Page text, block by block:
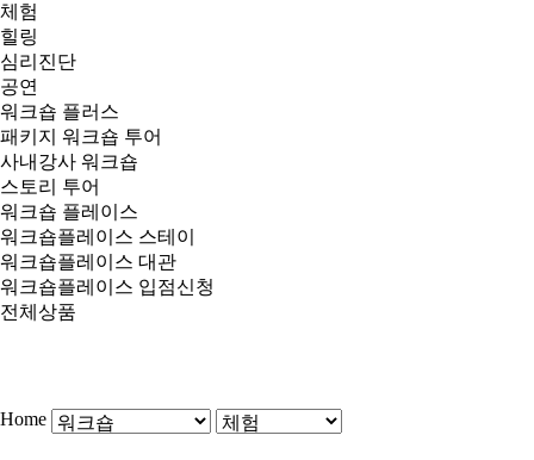
체험
힐링
심리진단
공연
워크숍 플러스
패키지 워크숍 투어
사내강사 워크숍
스토리 투어
워크숍 플레이스
워크숍플레이스 스테이
워크숍플레이스 대관
워크숍플레이스 입점신청
전체상품
Home